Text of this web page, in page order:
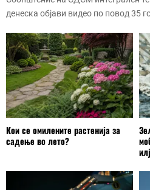
денеска објави видео по повод 35
Кои се омилените растенија за
садење во лето?